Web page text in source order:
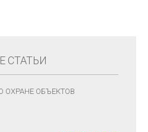
СТАТЬИ
ОХРАНЕ ОБЪЕКТОВ